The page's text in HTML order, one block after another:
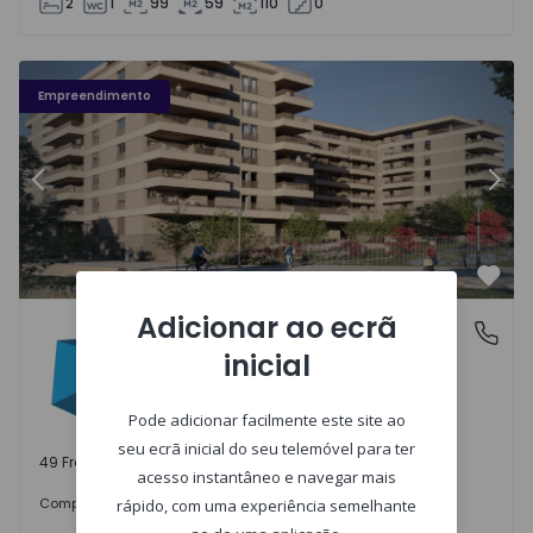
Empreendimento
Fachada PLENO JARDIM - 3
Anterior
Águas Santas, PortoPLENO JARDIM
Águas Santas, Porto
49 Frações disponíveis
Comprar desde 242.000 €
Adicionar ao ecrã
inicial
Pode adicionar facilmente este site ao
seu ecrã inicial do seu telemóvel para ter
acesso instantâneo e navegar mais
rápido, com uma experiência semelhante